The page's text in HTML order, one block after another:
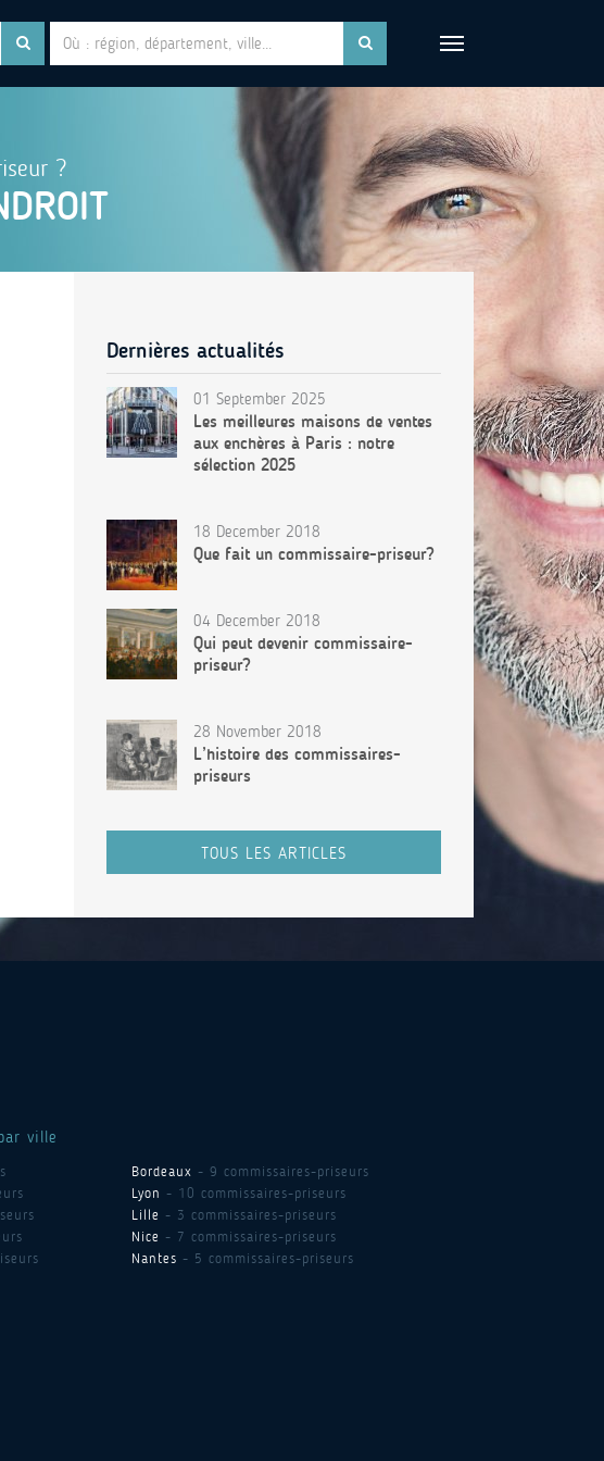
?
Dernières actualités
01 September 2025
Les meilleures maisons de ventes
aux enchères à Paris : notre
sélection 2025
18 December 2018
Que fait un commissaire-priseur?
04 December 2018
Qui peut devenir commissaire-
priseur?
28 November 2018
L’histoire des commissaires-
priseurs
TOUS LES ARTICLES
ville
Bordeaux - 9 commissaires-priseurs
Lyon - 10 commissaires-priseurs
Lille - 3 commissaires-priseurs
Nice - 7 commissaires-priseurs
Nantes - 5 commissaires-priseurs